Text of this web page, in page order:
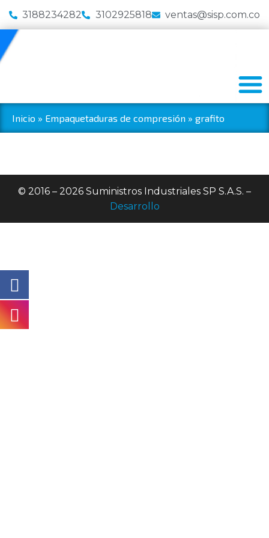
3188234282 3102925818 ventas@sisp.com.co
Inicio » Empaquetaduras de compresión » grafito
© 2016 – 2026 Suministros Industriales SP S.A.S. –
Desarrollo